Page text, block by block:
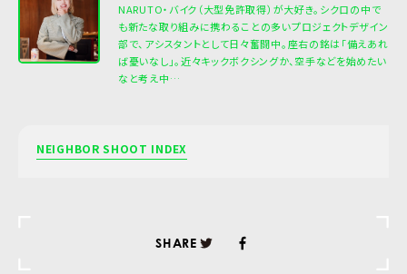
NARUTO・バイク（大型免許取得）が大好き。シクロの中で
も新たな取り組みに携わることの多いプロジェクトデザイン
部で、アシスタントとして日々奮闘中。座右の銘は「備えあれ
ば憂いなし」。近々キックボクシングか、空手などを始めたい
なと考え中…
NEIGHBOR SHOOT INDEX
SHARE